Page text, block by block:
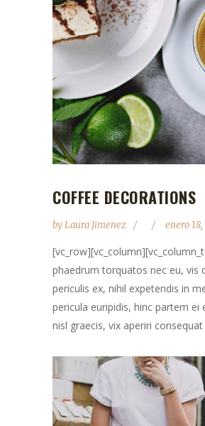
COFFEE DECORATIONS
byLaura Jimenez enero 18,
phaedrum torquatos nec eu, vis
periculis ex, nihil expetendis in
pericula euripidis, hinc partem ei
nisl graecis, vix aperiri consequat